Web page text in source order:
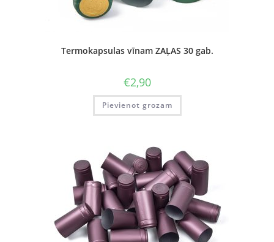
Termokapsulas vīnam ZAĻAS 30 gab.
€2,90
Pievienot grozam